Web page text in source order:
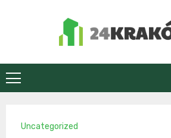
Uncategorized